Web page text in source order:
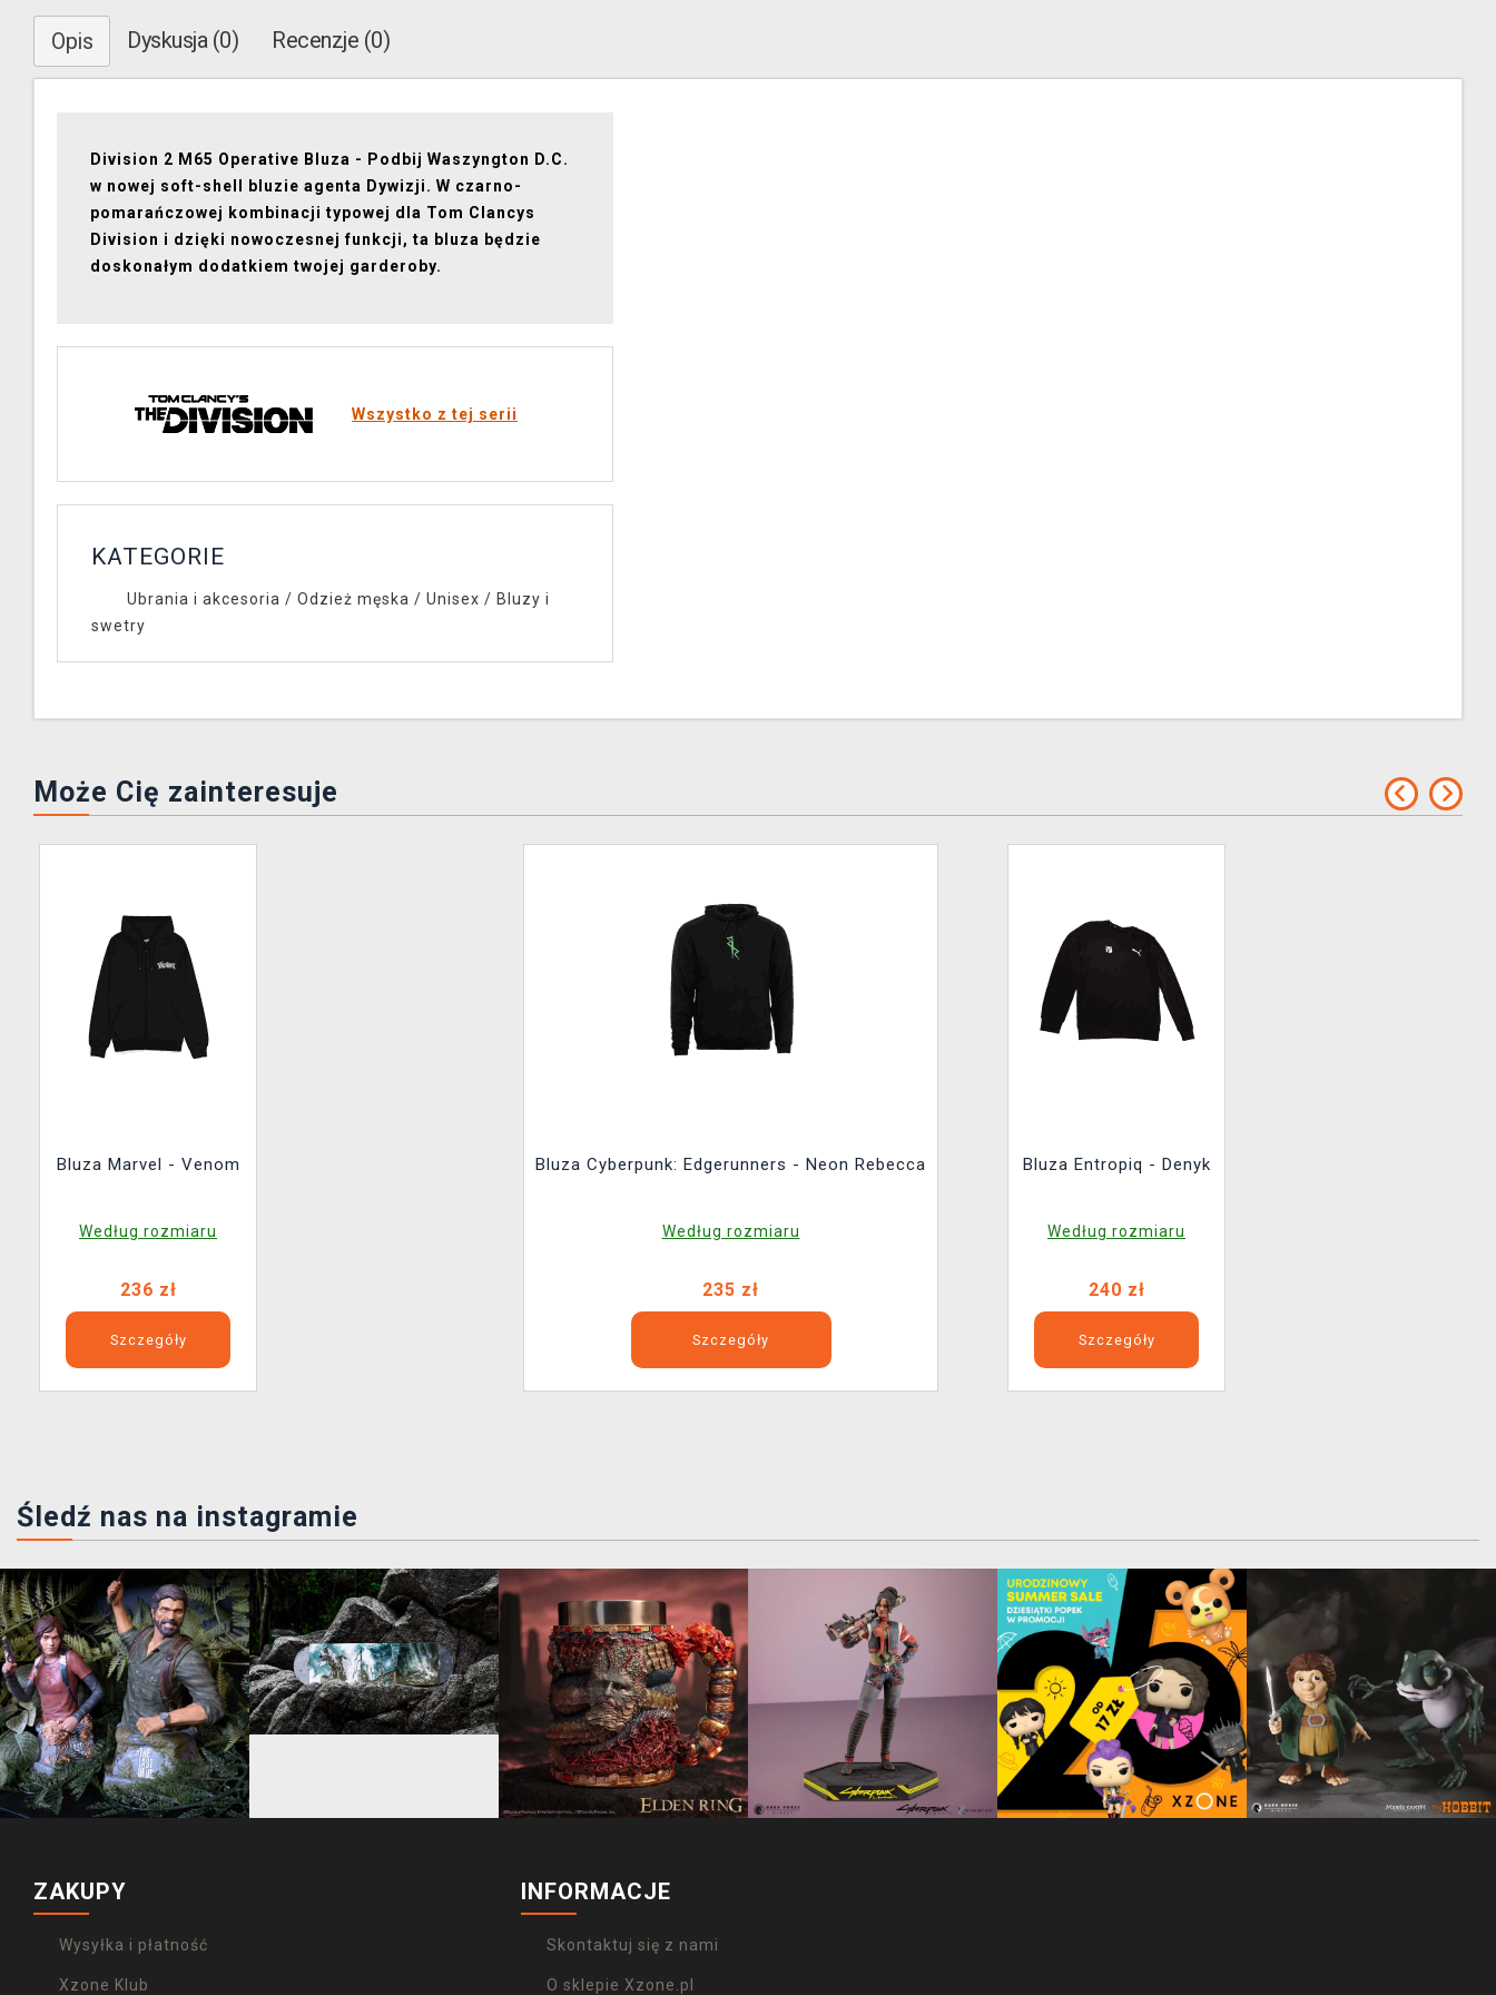
Opis Dyskusja (0) Recenzje (0)
Division 2 M65 Operative Bluza - Podbij Waszyngton D.C.
w nowej soft-shell bluzie agenta Dywizji. W czarno-
pomarańczowej kombinacji typowej dla Tom Clancys
Division i dzięki nowoczesnej funkcji, ta bluza będzie
doskonałym dodatkiem twojej garderoby.
Wszystko z tej serii
KATEGORIE
Ubrania i akcesoria / Odzież męska / Unisex / Bluzy i
swetry
Może Cię zainteresuje
Bluza Marvel - Venom
Według rozmiaru
236 zł
Szczegóły
Bluza Cyberpunk: Edgerunners - Neon Rebecca
Według rozmiaru
235 zł
Szczegóły
Bluza Entropiq - Denyk
Według rozmiaru
240 zł
Szczegóły
Śledź nas na instagramie
ZAKUPY
Wysyłka i płatność
Xzone Klub
INFORMACJE
Skontaktuj się z nami
O sklepie Xzone.pl